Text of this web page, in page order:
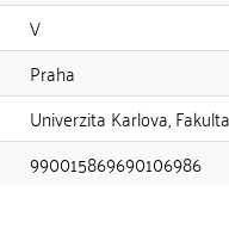
V
Praha
Univerzita Karlova,
990015869690106986